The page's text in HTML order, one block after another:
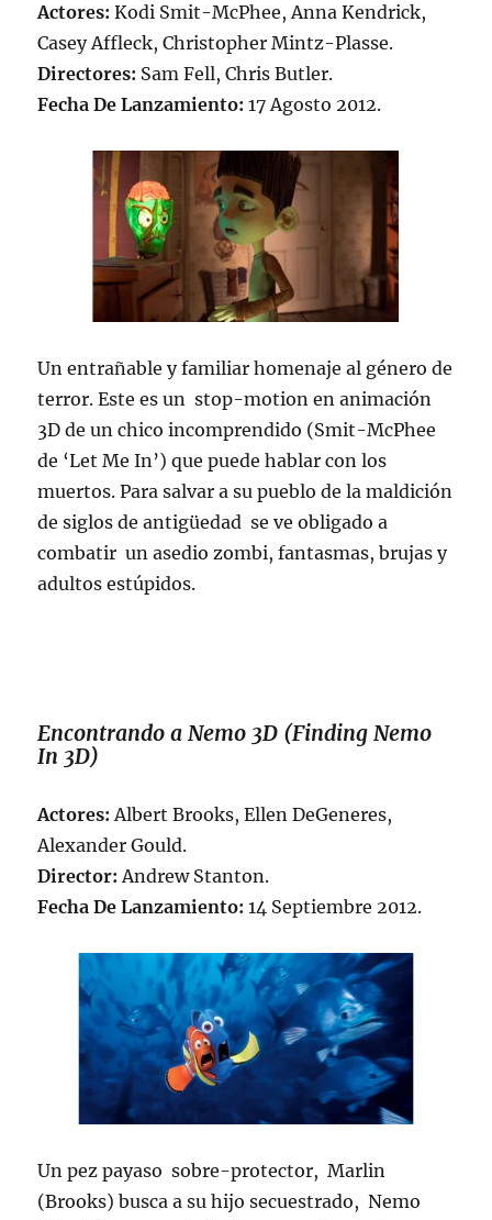
Actores: Kodi Smit-McPhee, Anna Kendrick,
Casey Affleck, Christopher Mintz-Plasse.
Directores: Sam Fell, Chris Butler.
Fecha De Lanzamiento: 17 Agosto 2012.
Un entrañable y familiar homenaje al género de
terror. Este es un stop-motion en animación
3D de un chico incomprendido (Smit-McPhee
de ‘Let Me In’) que puede hablar con los
muertos. Para salvar a su pueblo de la maldición
de siglos de antigüedad se ve obligado a
combatir un asedio zombi, fantasmas, brujas y
adultos estúpidos.
Encontrando a Nemo 3D (Finding Nemo
In 3D)
Actores: Albert Brooks, Ellen DeGeneres,
Alexander Gould.
Director: Andrew Stanton.
Fecha De Lanzamiento: 14 Septiembre 2012.
Un pez payaso sobre-protector, Marlin
(Brooks) busca a su hijo secuestrado, Nemo